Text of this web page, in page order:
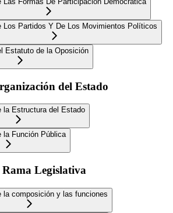
Los Partidos Y De Los Movimientos Políticos
Estatuto de la Oposición
del Estado
la Estructura del Estado
la Función Pública
Legislativa
la composición y las funciones